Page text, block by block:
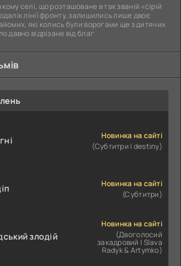
селі, що розташоване в так званій «сірій
лінії фронту, залишились лише двоє
які колись були ворогами ще з дитячих
давно відрізане від благ
Новинка на сайті
(Субтитри | destiny)
Новинка на сайті
(Субтитри)
злодій
Новинка на сайті
(Двоголосий
закадровий | Slava
Radyk & Artymko)